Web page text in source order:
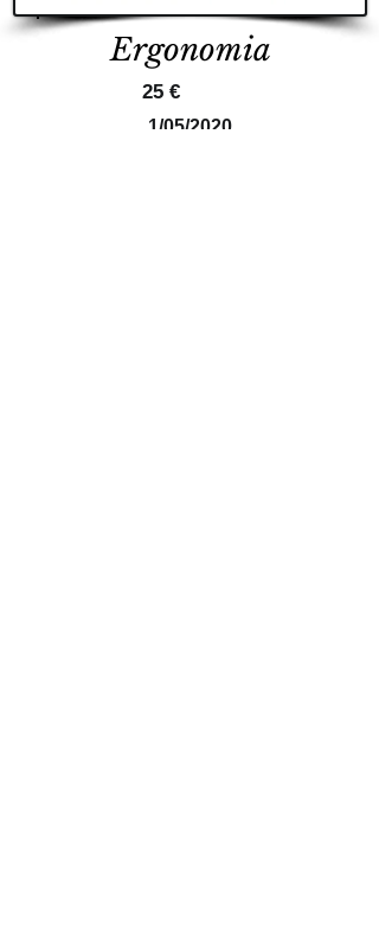
Ergonomia
25 €
1/05/2020